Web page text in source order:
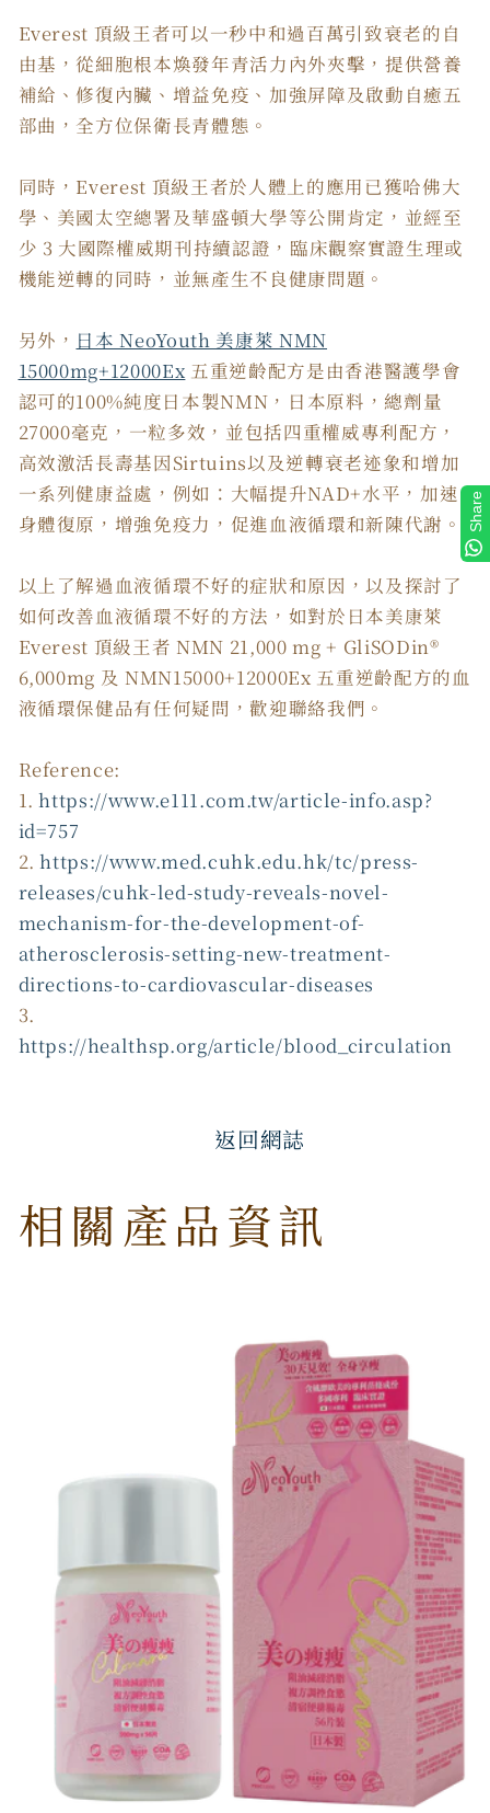
Everest 頂級王者可以一秒中和過百萬引致衰老的自
由基，從細胞根本煥發年青活力內外夾擊，提供營養
補給、修復內臟、增益免疫、加強屏障及啟動自癒五
部曲，全方位保衛長青體態。
同時，Everest 頂級王者於人體上的應用已獲哈佛大
學、美國太空總署及華盛頓大學等公開肯定，並經至
少 3 大國際權威期刊持續認證，臨床觀察實證生理或
機能逆轉的同時，並無產生不良健康問題。
另外， 日本 NeoYouth 美康萊 NMN
15000mg+12000Ex 五重逆齡配方是由香港醫護學會
認可的100%純度日本製NMN，日本原料，總劑量
27000毫克，一粒多效，並包括四重權威專利配方，
高效激活長壽基因Sirtuins以及逆轉衰老迹象和增加
一系列健康益處，例如：大幅提升NAD+水平，加速
身體復原，增強免疫力，促進血液循環和新陳代謝。
以上了解過血液循環不好的症狀和原因，以及探討了
如何改善血液循環不好的方法，如對於日本美康萊
Everest 頂級王者 NMN 21,000 mg + GliSODin®️
6,000mg 及 NMN15000+12000Ex 五重逆齡配方的血
液循環保健品有任何疑問，歡迎聯絡我們。
Reference:
1.https://www.e111.com.tw/article-info.asp?
id=757
2.https://www.med.cuhk.edu.hk/tc/press-
releases/cuhk-led-study-reveals-novel-
mechanism-for-the-development-of-
atherosclerosis-setting-new-treatment-
directions-to-cardiovascular-diseases
3.
https://healthsp.org/article/blood_circulation
返回網誌
相關產品資訊
Share